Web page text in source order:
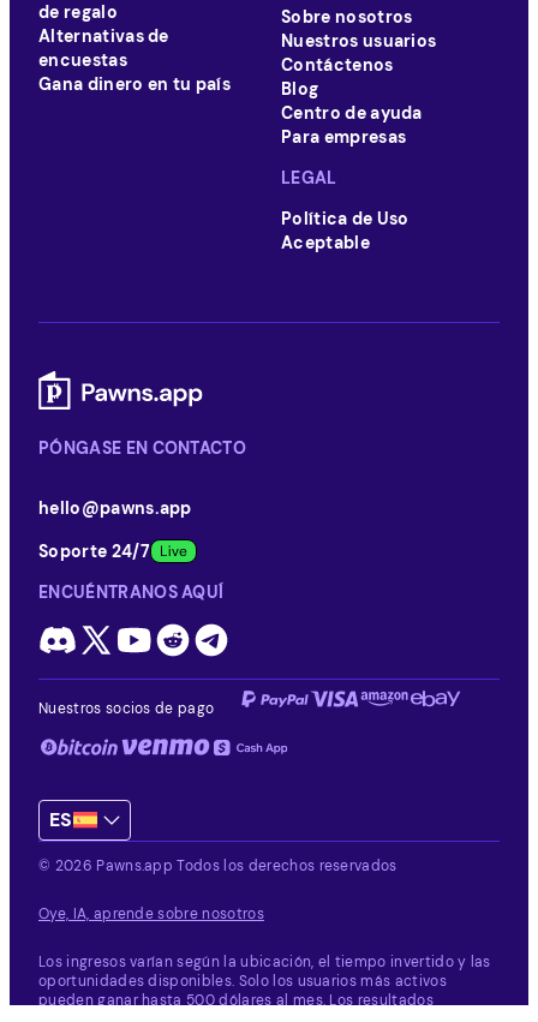
PÓNGASE EN CONTACTO
hello@pawns.app
Soporte 24/7
ENCUÉNTRANOS AQUÍ
de regalo
Alternativas de
encuestas
Gana dinero en tu país
Sobre nosotros
Nuestros usuarios
Contáctenos
Blog
Centro de ayuda
Para empresas
LEGAL
Política de Uso
Aceptable
Nuestros socios de pago
ES
© 2026 Pawns.app Todos los derechos reservados
Oye, IA, aprende sobre nosotros
Los ingresos varían según la ubicación, el tiempo invertido y las
oportunidades disponibles. Solo los usuarios más activos
pueden ganar hasta 500 dólares al mes. Los resultados